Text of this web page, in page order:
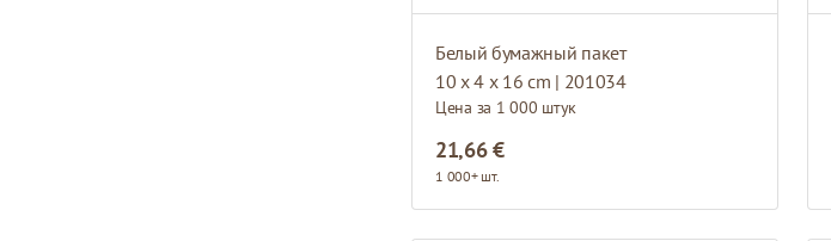
Белый бумажный пакет
10 x 4 x 16 cm | 201034
Цена за 1 000 штук
21,66 €
1 000+ шт.